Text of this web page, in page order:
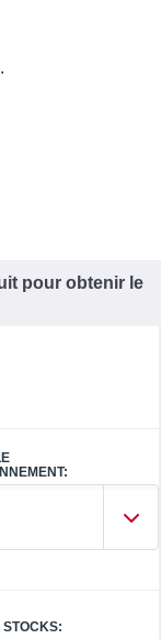
pour obtenir le
STOCKS: